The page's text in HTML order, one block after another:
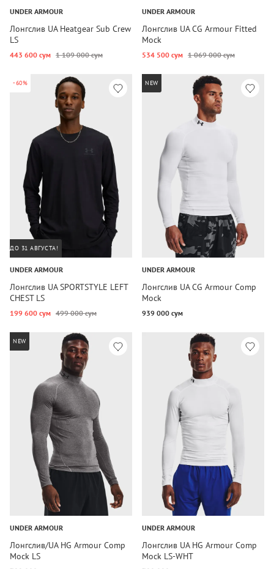
UNDER ARMOUR
Лонгслив UA Heatgear Sub Crew
LS
443 600 сум 1 109 000 сум
UNDER ARMOUR
Лонгслив UA CG Armour Fitted
Mock
534 500 сум 1 069 000 сум
-60%
ДО 31 АВГУСТА!
UNDER ARMOUR
Лонгслив UA SPORTSTYLE LEFT
CHEST LS
199 600 сум 499 000 сум
NEW
UNDER ARMOUR
Лонгслив UA CG Armour Comp
Mock
939 000 сум
NEW
UNDER ARMOUR
Лонгслив/UA HG Armour Comp
Mock LS
UNDER ARMOUR
Лонгслив UA HG Armour Comp
Mock LS-WHT